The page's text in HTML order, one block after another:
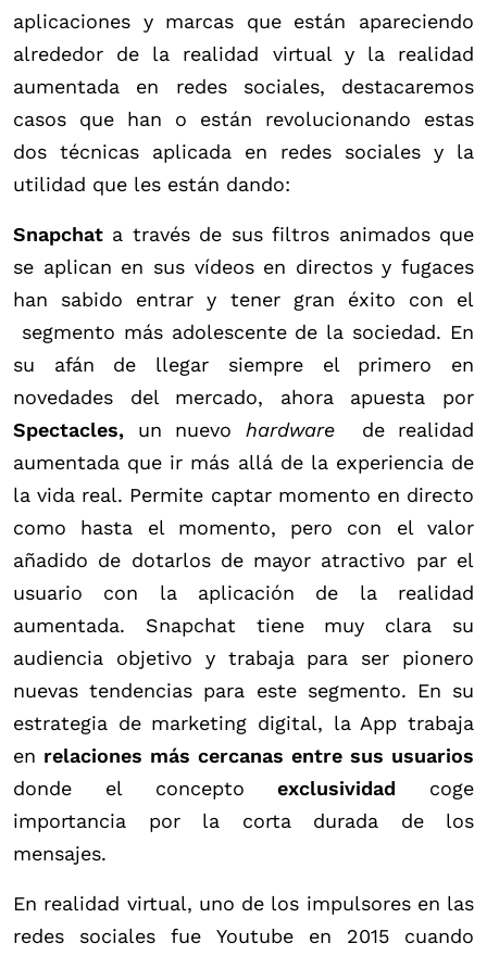
aplicaciones y marcas que están apareciendo
alrededor de la realidad virtual y la realidad
aumentada en redes sociales, destacaremos
casos que han o están revolucionando estas
dos técnicas aplicada en redes sociales y la
utilidad que les están dando:
Snapchat a través de sus filtros animados que
se aplican en sus vídeos en directos y fugaces
han sabido entrar y tener gran éxito con el
segmento más adolescente de la sociedad. En
su afán de llegar siempre el primero en
novedades del mercado, ahora apuesta por
Spectacles, un nuevo hardwarede realidad
aumentada que ir más allá de la experiencia de
la vida real. Permite captar momento en directo
como hasta el momento, pero con el valor
añadido de dotarlos de mayor atractivo par el
usuario con la aplicación de la realidad
aumentada. Snapchat tiene muy clara su
audiencia objetivo y trabaja para ser pionero
nuevas tendencias para este segmento. En su
estrategia de marketing digital, la App trabaja
en relaciones más cercanas entre sus usuarios
donde el conceptoexclusividad coge
importancia por la corta durada de los
mensajes.
En realidad virtual, uno de los impulsores en las
redes sociales fue Youtube en 2015 cuando